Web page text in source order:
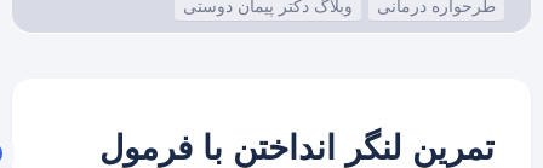
طرحواره درمانی
وبلاگ دکتر پیمان دوستی
تمرین لنگر انداختن با فرمول